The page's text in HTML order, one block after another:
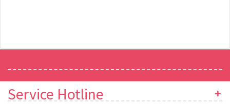
Service Hotline